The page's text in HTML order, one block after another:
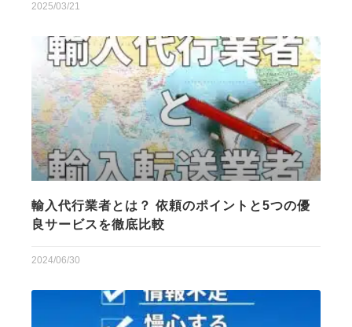
2025/03/21
輸入代行業者とは？ 依頼のポイントと5つの優
良サービスを徹底比較
2024/06/30